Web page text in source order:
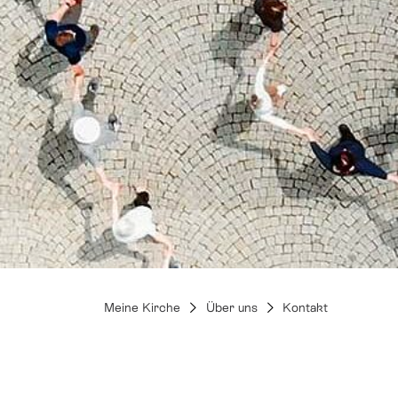
Krise & Notlage
Trauer & Abschied
Glaube &
Wir unterstützen
Meine Kirche Über uns Kontakt